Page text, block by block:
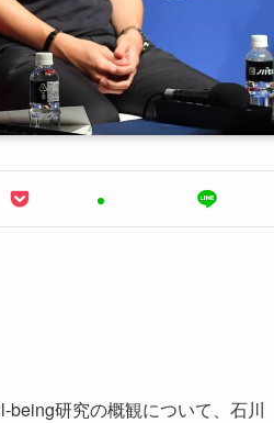
研究の概観について、石川